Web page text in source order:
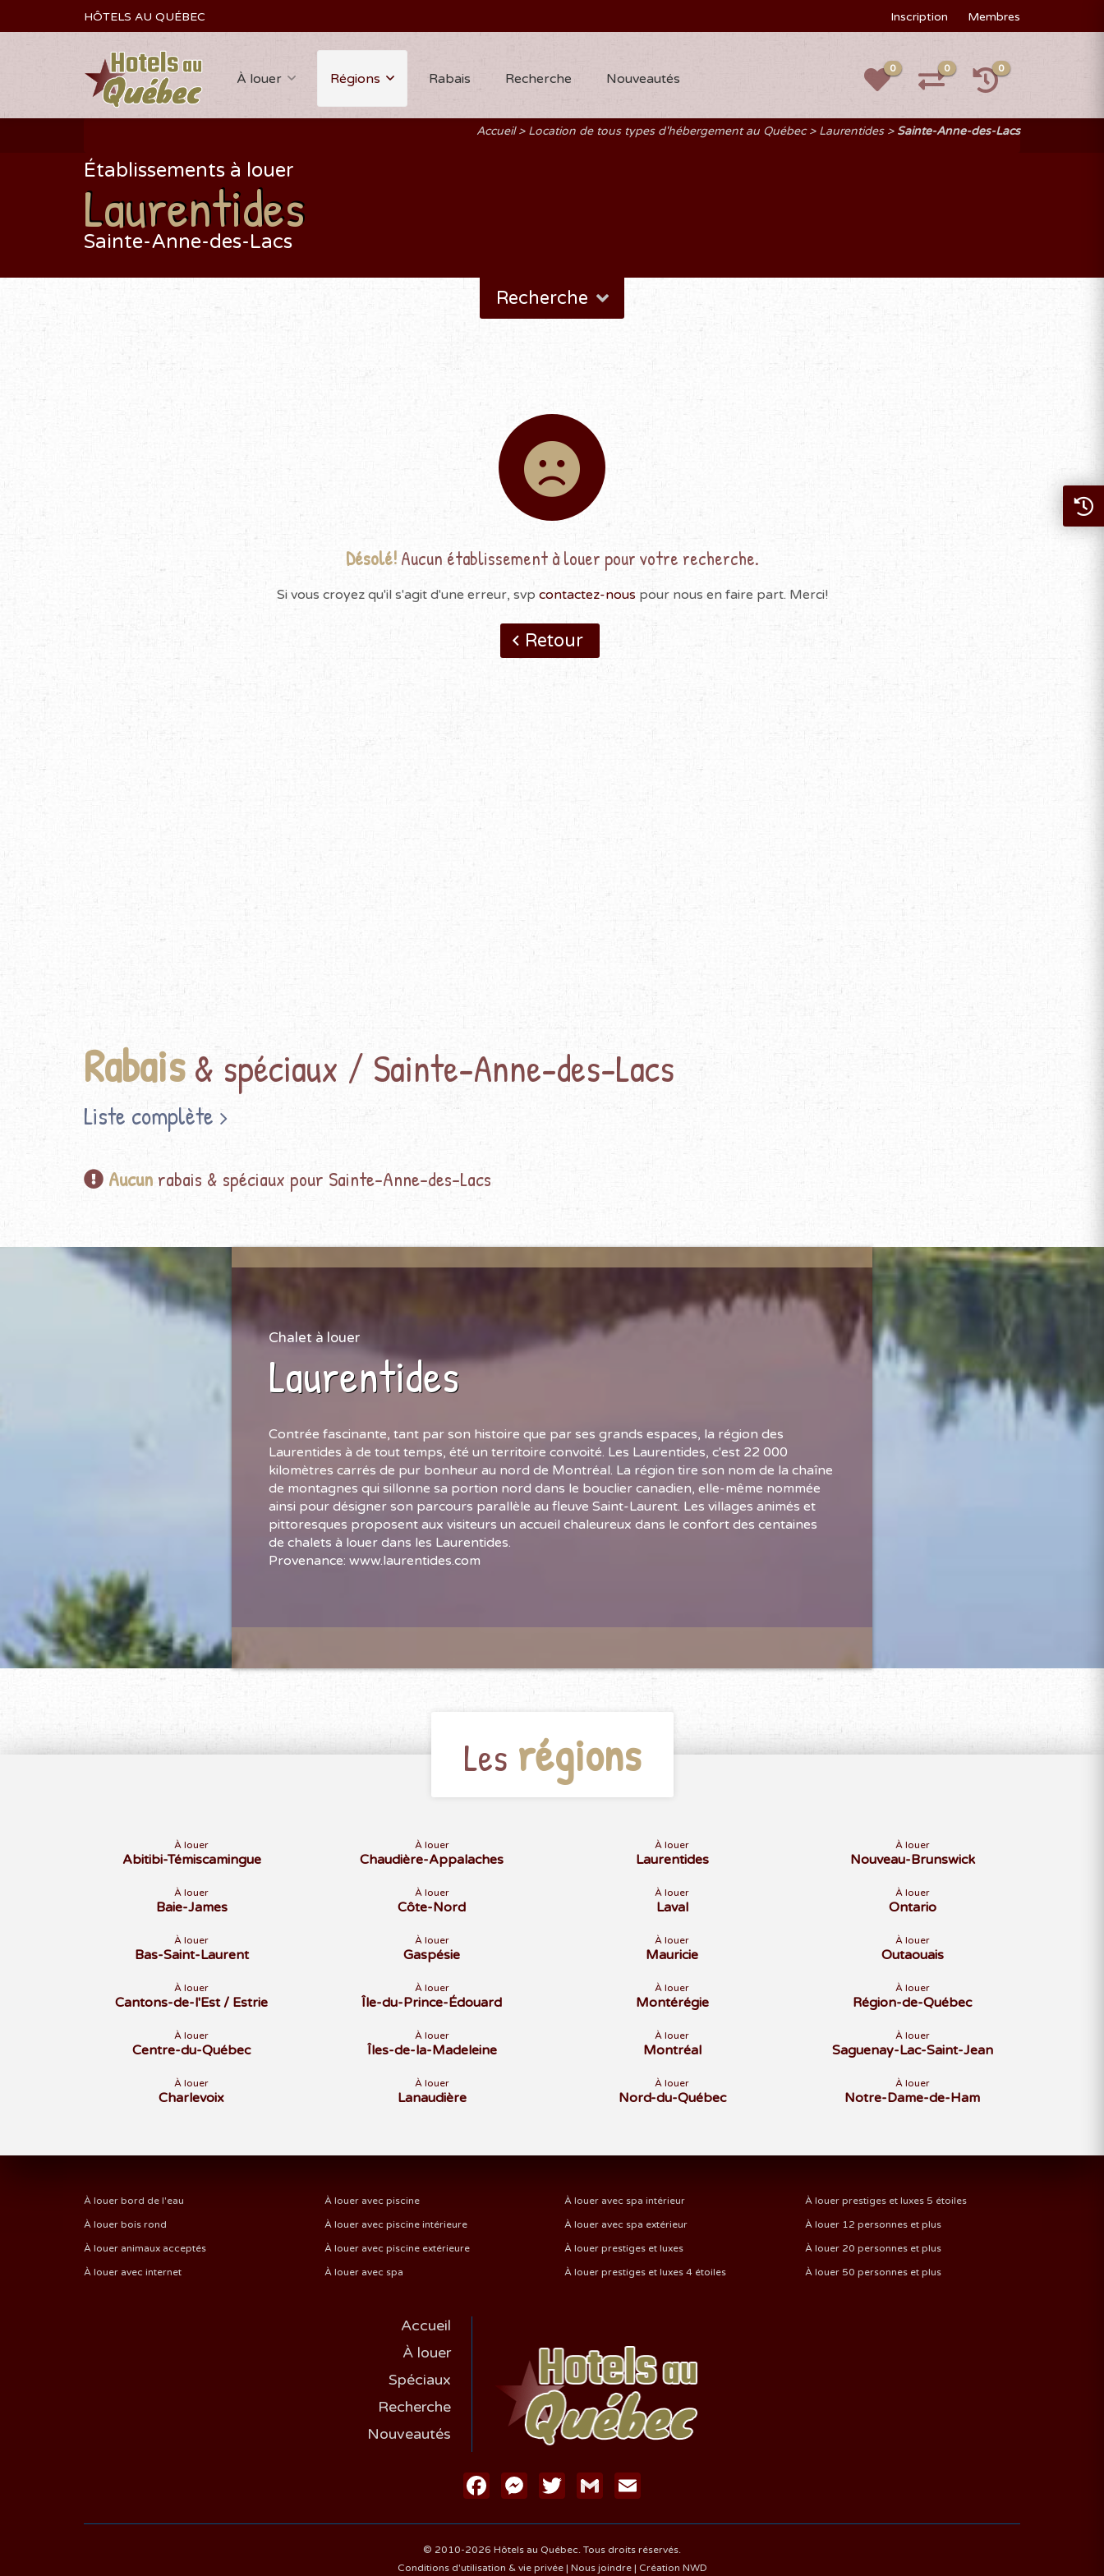
HÔTELS AU QUÉBEC Inscription Membres
À louer Régions Rabais Recherche Nouveautés
0 0 0
Accueil Location de tous types d'hébergement au Québec Laurentides Sainte-Anne-des-Lacs
Établissements à louer
Laurentides
Sainte-Anne-des-Lacs
Recherche
Désolé!Aucun établissement à louer pour votre recherche.
Si vous croyez qu'il s'agit d'une erreur, svp contactez-nouspour nous en faire part. Merci!
Retour
Rabais& spéciaux / Sainte-Anne-des-Lacs
Liste complète
Aucun rabais & spéciaux pour Sainte-Anne-des-Lacs
Chalet à louer
Laurentides
Contrée fascinante, tant par son histoire que par ses grands espaces, la région des
Laurentides à de tout temps, été un territoire convoité. Les Laurentides, c'est 22 000
kilomètres carrés de pur bonheur au nord de Montréal. La région tire son nom de la chaîne
de montagnes qui sillonne sa portion nord dans le bouclier canadien, elle-même nommée
ainsi pour désigner son parcours parallèle au fleuve Saint-Laurent. Les villages animés et
pittoresques proposent aux visiteurs un accueil chaleureux dans le confort des centaines
de chalets à louer dans les Laurentides.
Provenance: www.laurentides.com
Les régions
À louer
Abitibi-Témiscamingue
À louer
Baie-James
À louer
Bas-Saint-Laurent
À louer
Cantons-de-l'Est / Estrie
À louer
Centre-du-Québec
À louer
Charlevoix
À louer
Chaudière-Appalaches
À louer
Côte-Nord
À louer
Gaspésie
À louer
Île-du-Prince-Édouard
À louer
Îles-de-la-Madeleine
À louer
Lanaudière
À louer
Laurentides
À louer
Laval
À louer
Mauricie
À louer
Montérégie
À louer
Montréal
À louer
Nord-du-Québec
À louer
Nouveau-Brunswick
À louer
Ontario
À louer
Outaouais
À louer
Région-de-Québec
À louer
Saguenay-Lac-Saint-Jean
À louer
Notre-Dame-de-Ham
À louer bord de l'eau
À louer bois rond
À louer animaux acceptés
À louer avec internet
À louer avec piscine
À louer avec piscine intérieure
À louer avec piscine extérieure
À louer avec spa
À louer avec spa intérieur
À louer avec spa extérieur
À louer prestiges et luxes
À louer prestiges et luxes 4 étoiles
À louer prestiges et luxes 5 étoiles
À louer 12 personnes et plus
À louer 20 personnes et plus
À louer 50 personnes et plus
Accueil
À louer
Spéciaux
Recherche
Nouveautés
FacebookMessenger
Twitter Gmail
© 2010-2026 Hôtels au Québec. Tous droits réservés.
Conditions d'utilisation & vie privée| Nous joindre| Création NWD